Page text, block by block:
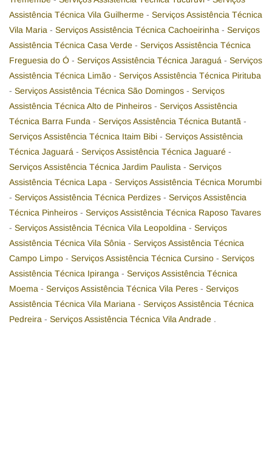
Assistência Técnica Vila Guilherme - Serviços Assistência Técnica
Vila Maria - Serviços Assistência Técnica Cachoeirinha - Serviços
Assistência Técnica Casa Verde - Serviços Assistência Técnica
Freguesia do Ó - Serviços Assistência Técnica Jaraguá - Serviços
Assistência Técnica Limão - Serviços Assistência Técnica Pirituba
- Serviços Assistência Técnica São Domingos - Serviços
Assistência Técnica Alto de Pinheiros - Serviços Assistência
Técnica Barra Funda - Serviços Assistência Técnica Butantã -
Serviços Assistência Técnica Itaim Bibi - Serviços Assistência
Técnica Jaguará - Serviços Assistência Técnica Jaguaré -
Serviços Assistência Técnica Jardim Paulista - Serviços
Assistência Técnica Lapa - Serviços Assistência Técnica Morumbi
- Serviços Assistência Técnica Perdizes - Serviços Assistência
Técnica Pinheiros - Serviços Assistência Técnica Raposo Tavares
- Serviços Assistência Técnica Vila Leopoldina - Serviços
Assistência Técnica Vila Sônia - Serviços Assistência Técnica
Campo Limpo - Serviços Assistência Técnica Cursino - Serviços
Assistência Técnica Ipiranga - Serviços Assistência Técnica
Moema - Serviços Assistência Técnica Vila Peres - Serviços
Assistência Técnica Vila Mariana - Serviços Assistência Técnica
Pedreira - Serviços Assistência Técnica Vila Andrade .